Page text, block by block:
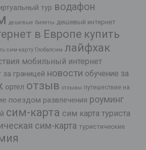
тур водафон
дешевые билеты дешевый интернет
в Европе купить
сим-карту Глобалсим лайфхак
мобильный интернет
границей новости обучение за
ортел отзыв отзывы путешествие на
поездом развлечения роуминг
сим-карта сим карта туриста
сим-карта туристические